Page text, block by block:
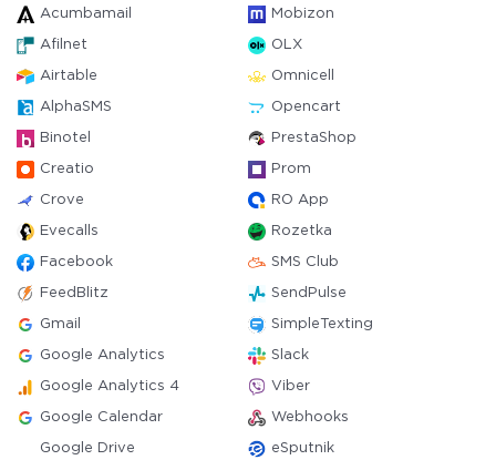
Acumbamail Mobizon
Afilnet OLX
Airtable Omnicell
AlphaSMS Opencart
Binotel PrestaShop
Creatio Prom
Crove RO App
Evecalls Rozetka
Facebook SMS Club
FeedBlitz SendPulse
Gmail SimpleTexting
Google Analytics Slack
Google Analytics 4 Viber
Google Calendar Webhooks
Google Drive eSputnik